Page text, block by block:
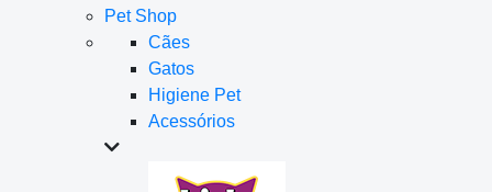
Pet Shop
Cães
Gatos
Higiene Pet
Acessórios